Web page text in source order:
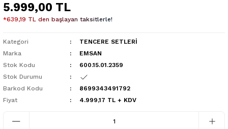
5.999,00 TL
*639,19 TL den başlayan taksitlerle!
Kategori
TENCERE SETLERİ
Marka
EMSAN
Stok Kodu
600.15.01.2359
Stok Durumu
Barkod Kodu
8699343491792
Fiyat
4.999,17 TL + KDV